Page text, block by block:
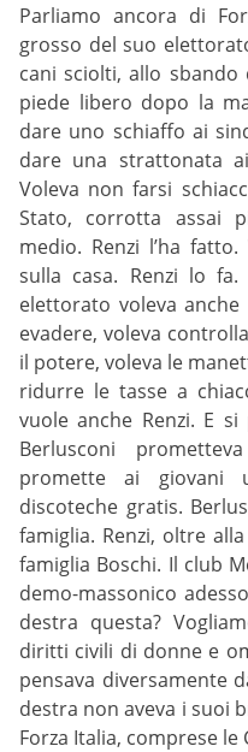
Parliamo ancora di
grosso del suo
cani sciolti, allo
piede libero dopo la
dare uno schiaffo ai
dare una strattonata
Voleva non farsi
Stato, corrotta assai
medio. Renzi l’ha
sulla casa. Renzi lo
elettorato voleva
evadere, voleva
il potere, voleva le
ridurre le tasse a
vuole anche Renzi. E
Berlusconi
promette ai giovani
discoteche gratis.
famiglia. Renzi, oltre
famiglia Boschi. Il club
demo-massonico
destra questa?
diritti civili di donne e
pensava diversamente
destra non aveva i suoi
Forza Italia, comprese le